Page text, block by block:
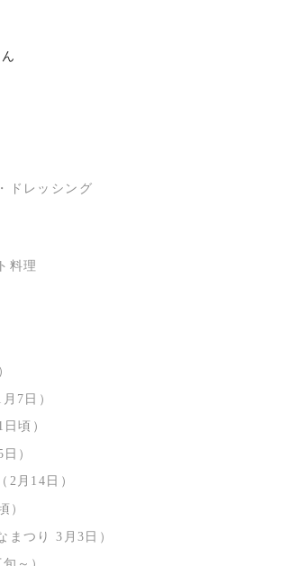
ドレッシング
料理
7日）
頃）
）
2月14日）
）
まつり 3月3日）